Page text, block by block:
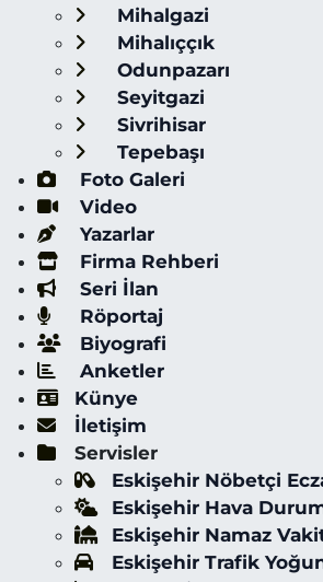
Mihalgazi
Mihalıççık
Odunpazarı
Seyitgazi
Sivrihisar
Tepebaşı
Foto Galeri
Video
Yazarlar
Firma Rehberi
Seri İlan
Röportaj
Biyografi
Anketler
Künye
İletişim
Servisler
Eskişehir Nöbetçi
Eskişehir Hava
Eskişehir Namaz
Eskişehir Trafik